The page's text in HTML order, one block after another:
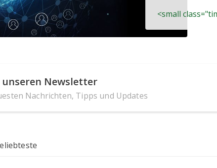
<small
Newsletter
Nachrichten, Tipps und Updates